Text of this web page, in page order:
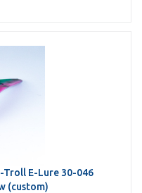
Troll E-Lure 30-046
(custom)